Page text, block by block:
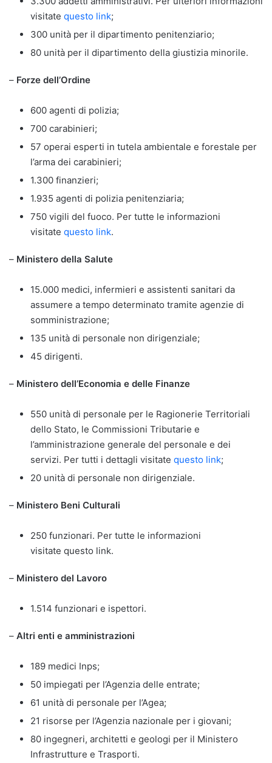
visitate questo link;
300 unità per il dipartimento penitenziario;
80 unità per il dipartimento della giustizia minorile.
– Forze dell’Ordine
600 agenti di polizia;
700 carabinieri;
57 operai esperti in tutela ambientale e forestale per
l’arma dei carabinieri;
1.300 finanzieri;
1.935 agenti di polizia penitenziaria;
750 vigili del fuoco. Per tutte le informazioni
visitate questo link.
– Ministero della Salute
15.000 medici, infermieri e assistenti sanitari da
assumere a tempo determinato tramite agenzie di
somministrazione;
135 unità di personale non dirigenziale;
45 dirigenti.
– Ministero dell’Economia e delle Finanze
550 unità di personale per le Ragionerie Territoriali
dello Stato, le Commissioni Tributarie e
l’amministrazione generale del personale e dei
servizi. Per tutti i dettagli visitate questo link;
20 unità di personale non dirigenziale.
– Ministero Beni Culturali
250 funzionari. Per tutte le informazioni
visitate questo link.
– Ministero del Lavoro
1.514 funzionari e ispettori.
– Altri enti e amministrazioni
189 medici Inps;
50 impiegati per l’Agenzia delle entrate;
61 unità di personale per l’Agea;
21 risorse per l’Agenzia nazionale per i giovani;
80 ingegneri, architetti e geologi per il Ministero
Infrastrutture e Trasporti.